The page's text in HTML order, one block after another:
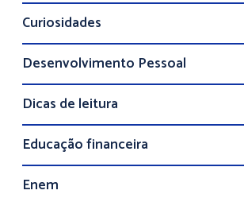
Curiosidades
Desenvolvimento Pessoal
Dicas de leitura
Educação financeira
Enem